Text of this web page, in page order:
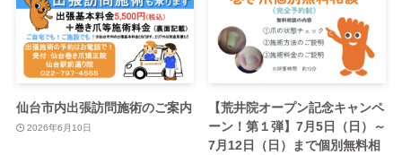
仙台市内出張訪問施術のご案内
2026年6月10日
【荒井院オープン記念キャンペ
ーン！第１弾】7月5日（日）～
7月12日（日）まで個別無料相